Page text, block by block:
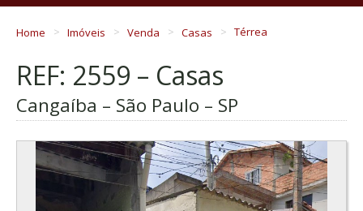
Home Imóveis Venda Casas Térrea
REF: 2559 – Casas
Cangaíba – São Paulo – SP